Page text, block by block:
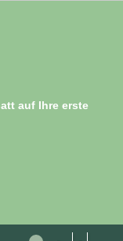
auf Ihre erste